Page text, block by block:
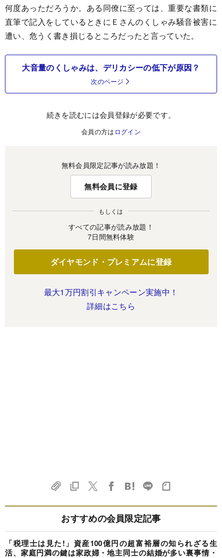
何度あっただろうか。ある同僚に至っては、重要な書類に
直筆で記入をしているときにＥさんのくしゃみ騒音被害に
遭い、危うく書き損じるところだったと言っていた。
大音量のくしゃみは、デリカシーの低下が原因？
次のページ
続きを読むには会員登録が必要です。
会員の方は ログイン
無料会員限定記事が読み放題！
無料会員に登録
もしくは
すべての記事が読み放題！
7日間無料体験
ダイヤモンド・プレミアムに登録
最大1万円割引キャンペーン実施中！
詳細はこちら
おすすめの会員限定記事
「税理士は見た!」資産100億円の超富裕層の知られざる生
活、家庭円満の鍵は家政婦・地主同士の結婚が多い裏事情・